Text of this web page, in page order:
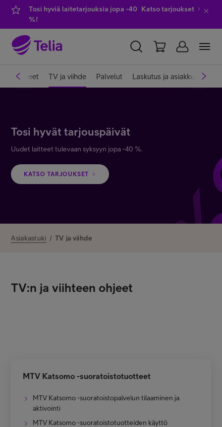
Tosi hyviä laitetarjouksia jopa -40
%!
Katso tarjoukset
YKSITYISILLE YRITYKSILLE WHOLESALE
Liittymät ja palvelut
Laitteet TV ja viihde Palvelut Laskutus ja asiakkuus
Tosi hyvät tarjouspäivät
Uudet laitteet tulevaan syksyyn jopa -40 %.
KATSO TARJOUKSET
Asiakastuki / TV ja viihde
TV:n ja viihteen ohjeet
MTV Katsomo -suoratoistotuotteet
MTV Katsomo -suoratoistopalvelun tilaaminen ja
aktivointi
MTV Katsomo -suoratoistotuotteiden käyttö